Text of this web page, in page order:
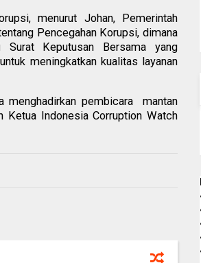
menurut Johan, Pemerintah
Pencegahan Korupsi, dimana
Surat Keputusan Bersama yang
meningkatkan kualitas layanan
menghadirkan pembicara mantan
Ketua Indonesia Corruption Watch